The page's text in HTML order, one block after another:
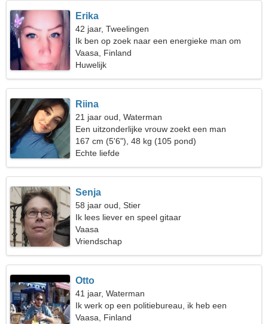
Erika
42 jaar, Tweelingen
Ik ben op zoek naar een energieke man om
samen te wandelen
Vaasa, Finland
Huwelijk
Riina
21 jaar oud, Waterman
Een uitzonderlijke vrouw zoekt een man
167 cm (5'6"), 48 kg (105 pond)
Echte liefde
Senja
58 jaar oud, Stier
Ik lees liever en speel gitaar
Vaasa
Vriendschap
Otto
41 jaar, Waterman
Ik werk op een politiebureau, ik heb een
ongewone vrouw nodig
Vaasa, Finland